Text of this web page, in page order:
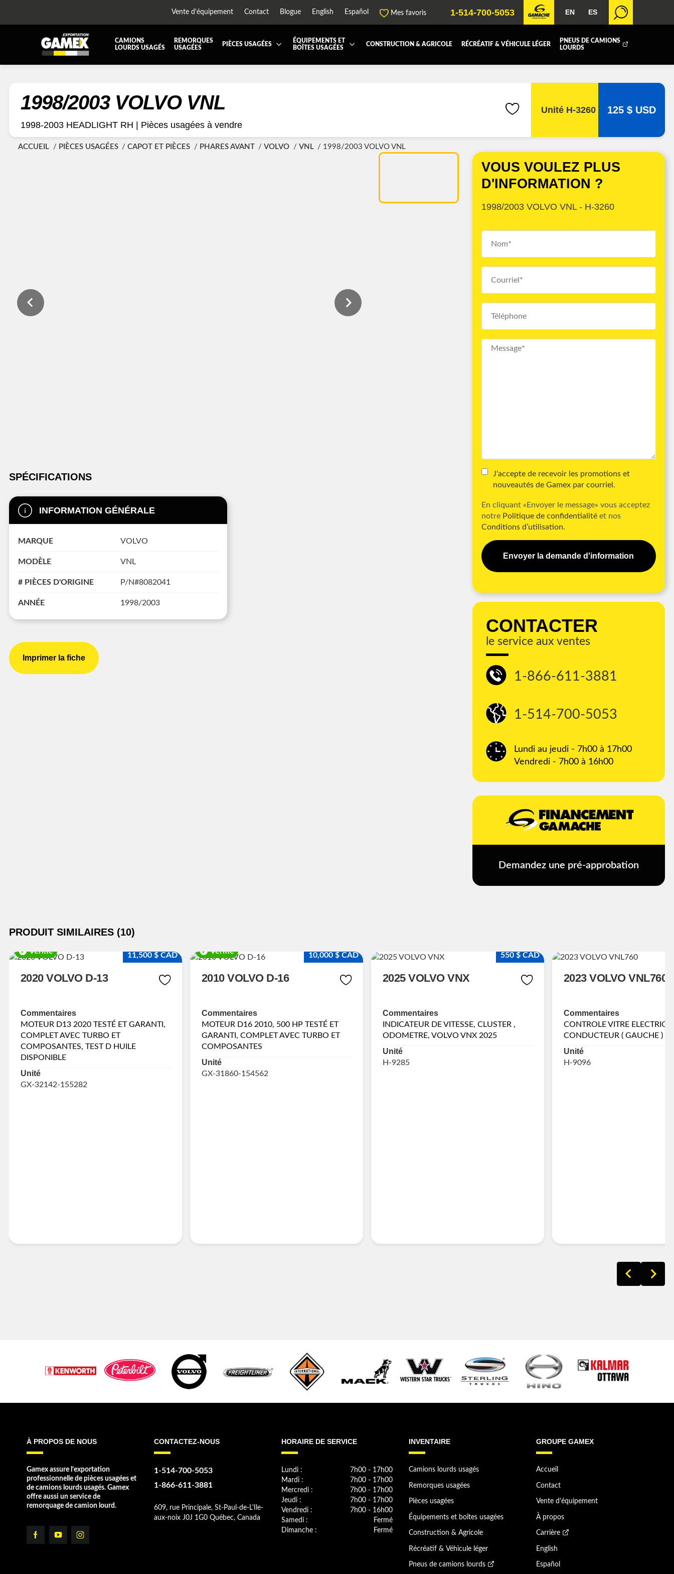
Vente d'équipement Contact Blogue English Español Mes favoris 1-514-700-5053 EN ES
CAMIONS
LOURDS USAGÉS
REMORQUES
USAGÉES
PIÈCES USAGÉES
DIFFÉRENTIELS ET SUSPENSIONS EQUIPEMENT
KIT HYDRAULIQUE MOTEURS ET PIÈCES DE MOTEURS
PLATEFORME
SYSTÈME POST-TRAITEMENT (DEF/DPF)
ÉQUIPEMENTS ET
BOÎTES USAGÉES
CONSTRUCTION & AGRICOLE RÉCRÉATIF & VÉHICULE LÉGER
PNEUS DE CAMIONS
LOURDS
1998/2003 VOLVO VNL
1998-2003 HEADLIGHT RH | Pièces usagées à vendre
Unité H-3260 125 $ USD
ACCUEIL PIÈCES USAGÉES CAPOT ET PIÈCES PHARES AVANT VOLVO VNL 1998/2003 VOLVO VNL
SPÉCIFICATIONS
INFORMATION GÉNÉRALE
MARQUE VOLVO
MODÈLE VNL
# PIÈCES D'ORIGINE P/N#8082041
ANNÉE 1998/2003
Imprimer la fiche
VOUS VOULEZ PLUS
D'INFORMATION ?
1998/2003 VOLVO VNL - H-3260
J'accepte de recevoir les promotions et
nouveautés de Gamex par courriel.
En cliquant «Envoyer le message» vous acceptez
notre Politique de confidentialitéet nos
Conditions d’utilisation.
Envoyer la demande d'information
CONTACTER
le service aux ventes
1-866-611-3881
1-514-700-5053
Lundi au jeudi - 7h00 à 17h00
Vendredi - 7h00 à 16h00
Demandez une pré-approbation
PRODUIT SIMILAIRES (10)
Vérifié 11,500 $ CAD
2020 VOLVO D-13
Commentaires
MOTEUR D13 2020 TESTÉ ET GARANTI,
COMPLET AVEC TURBO ET
COMPOSANTES, TEST D HUILE
DISPONIBLE
Unité
GX-32142-155282
Vérifié 10,000 $ CAD
2010 VOLVO D-16
Commentaires
MOTEUR D16 2010, 500 HP TESTÉ ET
GARANTI, COMPLET AVEC TURBO ET
COMPOSANTES
Unité
GX-31860-154562
550 $ CAD
2025 VOLVO VNX
Commentaires
INDICATEUR DE VITESSE, CLUSTER ,
ODOMETRE, VOLVO VNX 2025
Unité
H-9285
2023 VOLVO VNL760
Commentaires
CONTROLE VITRE
CONDUCTEUR ( GAUCHE )
Unité
H-9096
À PROPOS DE NOUS
Gamex assure l’exportation
professionnelle de pièces usagées et
de camions lourds usagés. Gamex
offre aussi un service de
remorquage de camion lourd.
CONTACTEZ-NOUS
1-514-700-5053
1-866-611-3881
609, rue Principale, St-Paul-de-L'Ile-
aux-noix J0J 1G0 Québec, Canada
HORAIRE DE SERVICE
Lundi :
7h00 - 17h00
Mardi :
7h00 - 17h00
Mercredi :
7h00 - 17h00
Jeudi :
7h00 - 17h00
Vendredi :
7h00 - 16h00
Samedi :
Fermé
Dimanche :
Fermé
INVENTAIRE
Camions lourds usagés
Remorques usagées
Pièces usagées
Équipements et boîtes usagées
Construction & Agricole
Récréatif & Véhicule léger
Pneus de camions lourds
GROUPE GAMEX
Accueil
Contact
Vente d'équipement
À propos
Carrière
English
Español